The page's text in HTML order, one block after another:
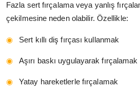
Fazla sert fırçalama veya yanlış
çekilmesine neden olabilir. Özellikle:
Sert kıllı diş fırçası kullanmak
Aşırı baskı uygulayarak fırçalamak
Yatay hareketlerle fırçalamak